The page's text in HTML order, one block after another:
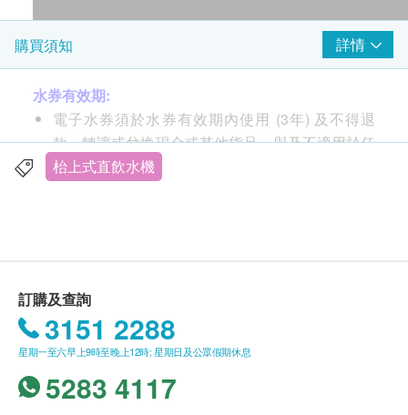
購買須知 詳情
水券有效期:
電子水券須於水券有效期內使用 (3年) 及不得退
款、轉讓或兌換現金或其他貨品，與及不適用於任
何臨時更改的送貨地址。
界的一般地區。
送貨服務不適用於偏遠地區 (例如: 禁區) 、離島、
愉景灣、流浮山、馬灣 (東涌市鎮除外)等地區及某
些偏遠區域或屈臣氏蒸餾水車輛難以到達之地方。
枱上式直飲水機
訂購及查詢
3151 2288
星期一至六早上9時至晚上12時; 星期日及公眾假期休息
5283 4117